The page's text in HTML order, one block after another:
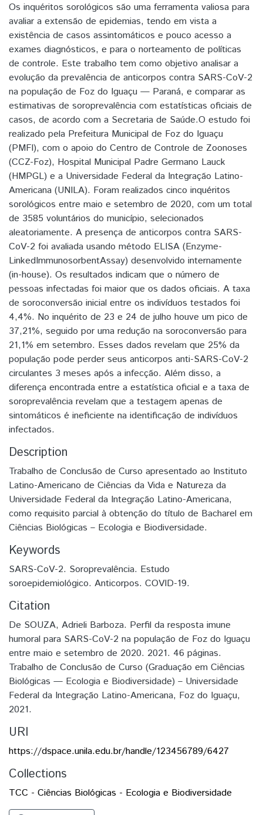
Os inquéritos sorológicos são uma ferramenta valiosa para
avaliar a extensão de epidemias, tendo em vista a
existência de casos assintomáticos e pouco acesso a
exames diagnósticos, e para o norteamento de políticas
de controle. Este trabalho tem como objetivo analisar a
evolução da prevalência de anticorpos contra SARS-CoV-2
na população de Foz do Iguaçu — Paraná, e comparar as
estimativas de soroprevalência com estatísticas oficiais de
casos, de acordo com a Secretaria de Saúde.O estudo foi
realizado pela Prefeitura Municipal de Foz do Iguaçu
(PMFI), com o apoio do Centro de Controle de Zoonoses
(CCZ-Foz), Hospital Municipal Padre Germano Lauck
(HMPGL) e a Universidade Federal da Integração Latino-
Americana (UNILA). Foram realizados cinco inquéritos
sorológicos entre maio e setembro de 2020, com um total
de 3585 voluntários do município, selecionados
aleatoriamente. A presença de anticorpos contra SARS-
CoV-2 foi avaliada usando método ELISA (Enzyme-
LinkedImmunosorbentAssay) desenvolvido internamente
(in-house). Os resultados indicam que o número de
pessoas infectadas foi maior que os dados oficiais. A taxa
de soroconversão inicial entre os indivíduos testados foi
4,4%. No inquérito de 23 e 24 de julho houve um pico de
37,21%, seguido por uma redução na soroconversão para
21,1% em setembro. Esses dados revelam que 25% da
população pode perder seus anticorpos anti-SARS-CoV-2
circulantes 3 meses após a infecção. Além disso, a
diferença encontrada entre a estatística oficial e a taxa de
soroprevalência revelam que a testagem apenas de
sintomáticos é ineficiente na identificação de indivíduos
infectados.
Description
Trabalho de Conclusão de Curso apresentado ao Instituto
Latino-Americano de Ciências da Vida e Natureza da
Universidade Federal da Integração Latino-Americana,
como requisito parcial à obtenção do título de Bacharel em
Ciências Biológicas – Ecologia e Biodiversidade.
Keywords
SARS-CoV-2. Soroprevalência. Estudo
soroepidemiológico. Anticorpos. COVID-19.
Citation
De SOUZA, Adrieli Barboza. Perfil da resposta imune
humoral para SARS-CoV-2 na população de Foz do Iguaçu
entre maio e setembro de 2020. 2021. 46 páginas.
Trabalho de Conclusão de Curso (Graduação em Ciências
Biológicas — Ecologia e Biodiversidade) – Universidade
Federal da Integração Latino-Americana, Foz do Iguaçu,
2021.
URI
https://dspace.unila.edu.br/handle/123456789/6427
Collections
TCC - Ciências Biológicas - Ecologia e Biodiversidade